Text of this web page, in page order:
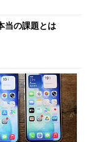
当の課題とは